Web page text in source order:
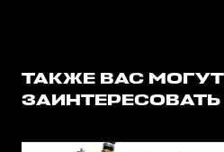
ТАКЖЕ ВАС МОГУТ
ЗАИНТЕРЕСОВАТЬ